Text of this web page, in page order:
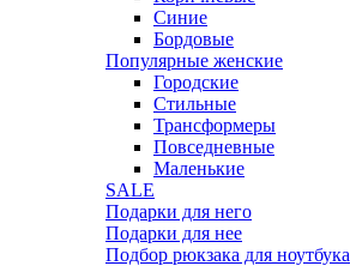
Синие
Бордовые
Популярные женские
Городские
Стильные
Трансформеры
Повседневные
Маленькие
SALE
Подарки для него
Подарки для нее
Подбор рюкзака для ноутбука